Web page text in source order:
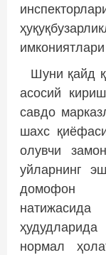
Шуни қайд
асосий
савдо
шахс
олувчи
уйларнинг
домофон
ҳудудларида
нормал